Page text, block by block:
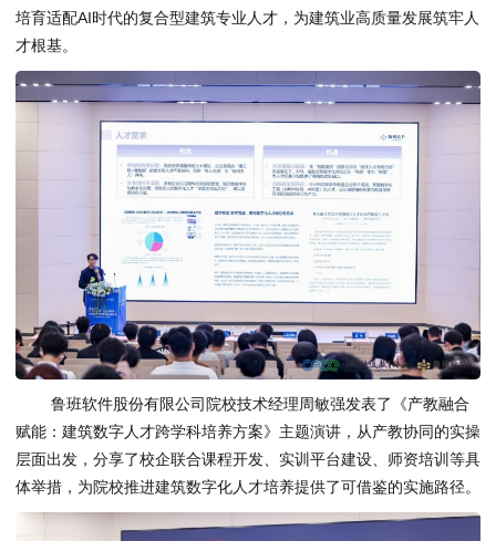
培育适配AI时代的复合型建筑专业人才，为建筑业高质量发展筑牢人
才根基。
鲁班软件股份有限公司院校技术经理周敏强发表了《产教融合
赋能：建筑数字人才跨学科培养方案》主题演讲，从产教协同的实操
层面出发，分享了校企联合课程开发、实训平台建设、师资培训等具
体举措，为院校推进建筑数字化人才培养提供了可借鉴的实施路径。